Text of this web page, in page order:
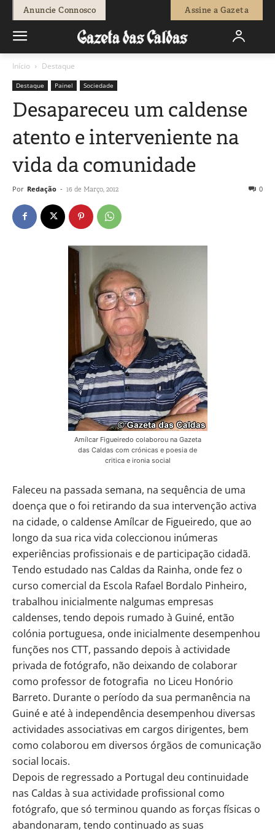
Anuncie Connosco Assine a Gazeta
Início Destaque
Destaque Painel Sociedade
Desapareceu um caldense
atento e interveniente na
vida da comunidade
Por Redação - 16 de Março, 2012 0
Amílcar Figueiredo colaborou na Gazeta
das Caldas com crónicas e poesia de
critica e ironia social
Faleceu na passada semana, na sequência de uma
doença que o foi retirando da sua intervenção activa
na cidade, o caldense Amílcar de Figueiredo, que ao
longo da sua rica vida coleccionou inúmeras
experiências profissionais e de participação cidadã.
Tendo estudado nas Caldas da Rainha, onde fez o
curso comercial da Escola Rafael Bordalo Pinheiro,
trabalhou inicialmente nalgumas empresas
caldenses, tendo depois rumado à Guiné, então
colónia portuguesa, onde inicialmente desempenhou
funções nos CTT, passando depois à actividade
privada de fotógrafo, não deixando de colaborar
como professor de fotografia no Liceu Honório
Barreto. Durante o período da sua permanência na
Guiné e até à independência desempenhou diversas
actividades associativas em cargos dirigentes, bem
como colaborou em diversos órgãos de comunicação
social locais.
Depois de regressado a Portugal deu continuidade
nas Caldas à sua actividade profissional como
fotógrafo, que só terminou quando as forças físicas o
abandonaram, tendo continuado as suas